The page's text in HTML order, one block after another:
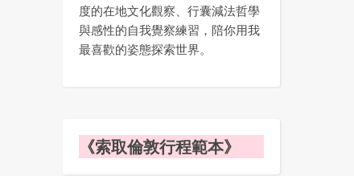
度的在地文化觀察、行囊減法哲學
與感性的自我覺察練習，陪你用我
最喜歡的姿態探索世界。
《索取倫敦行程範本》